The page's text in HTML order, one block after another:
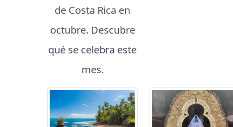
de Costa Rica en
octubre. Descubre
qué se celebra este
mes.